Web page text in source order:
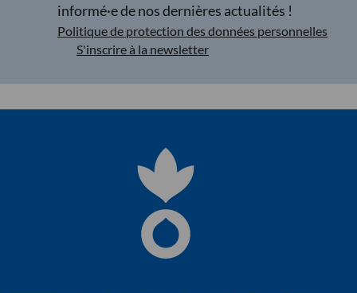
informé·e de nos dernières actualités !
Politique de protection des données personnelles
S'inscrire à la newsletter